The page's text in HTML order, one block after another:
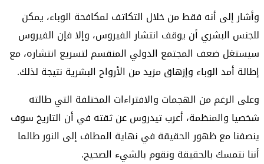
وأشار إلى أنه فقط من خلال التكاتف لمكافحة الوباء، يمكن
للجنس البشري أن يوقف انتشار الفيروس، وإلا فإن الفيروس
سيستغل ضعف المجتمع الدولي المنقسم لتسريع انتشاره، مع
إطالة أمد الوباء وإزهاق مزيد من الأرواح البشرية نتيجة لذلك.
وعلى الرغم من الهجمات والافتراءات المختلفة التي طالته
شخصيا والمنظمة، أعرب تيدروس عن ثقته في أن التاريخ سوف
ينصفنا مع ظهور الحقيقة في نهاية المطاف إلى النور طالما
أننا نتمسك بالحقيقة ونقوم بالشيء الصحيح.